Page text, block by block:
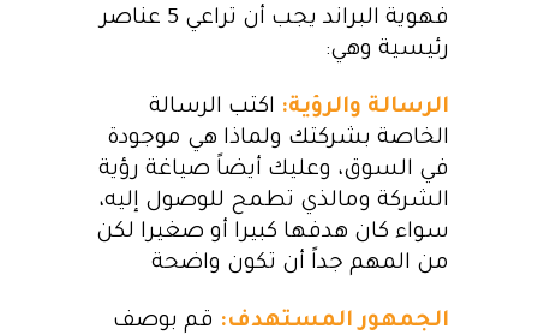
فهوية البراند يجب أن تراعي 5 عناصر
رئيسية وهي:
الرسالة والرؤية: اكتب الرسالة
الخاصة بشركتك ولماذا هي موجودة
في السوق، وعليك أيضاً صياغة رؤية
الشركة ومالذي تطمح للوصول إليه،
سواء كان هدفها كبيرا أو صغيرا لكن
من المهم جداً أن تكون واضحة
الجمهور المستهدف: قم بوصف